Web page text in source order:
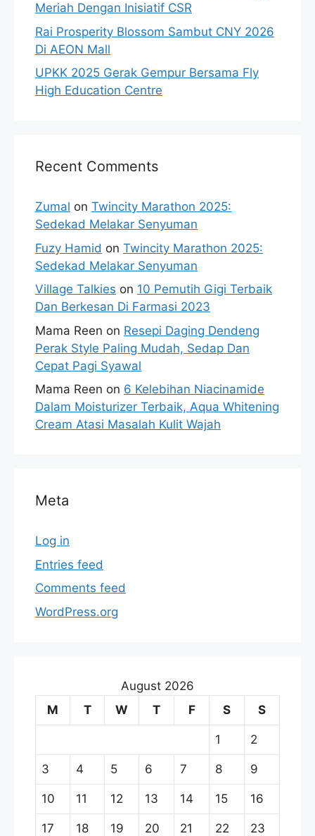
Meriah Dengan Inisiatif CSR
Rai Prosperity Blossom Sambut CNY 2026
Di AEON Mall
UPKK 2025 Gerak Gempur Bersama Fly
High Education Centre
Recent Comments
Zumal on Twincity Marathon 2025:
Sedekad Melakar Senyuman
Fuzy Hamid on Twincity Marathon 2025:
Sedekad Melakar Senyuman
Village Talkies on 10 Pemutih Gigi Terbaik
Dan Berkesan Di Farmasi 2023
Mama Reen on Resepi Daging Dendeng
Perak Style Paling Mudah, Sedap Dan
Cepat Pagi Syawal
Mama Reen on 6 Kelebihan Niacinamide
Dalam Moisturizer Terbaik, Aqua Whitening
Cream Atasi Masalah Kulit Wajah
Meta
Log in
Entries feed
Comments feed
WordPress.org
August 2026
M
T W T F S S
1 2
3 4 5 6 7 8 9
10 11 12 13 14 15 16
17 18 19 20 21 22 23